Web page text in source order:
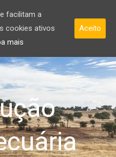
facilitam a
cookies ativos
mais
Aceito